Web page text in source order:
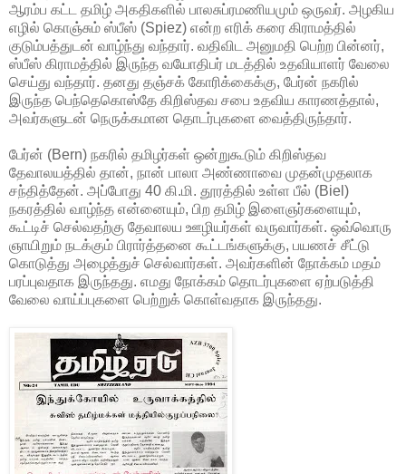
ஆரம்ப கட்ட தமிழ் அகதிகளில் பாலசுப்ரமணியமும் ஒருவர். அழகிய
எழில் கொஞ்சும் ஸ்பீஸ் (Spiez) என்ற எரிக் கரை கிராமத்தில்
குடும்பத்துடன் வாழ்ந்து வந்தார். வதிவிட அனுமதி பெற்ற பின்னர்,
ஸ்பீஸ் கிராமத்தில் இருந்த வயோதிபர் மடத்தில் உதவியாளர் வேலை
செய்து வந்தார். தனது தஞ்சக் கோரிக்கைக்கு, பேர்ன் நகரில்
இருந்த பெந்தெகொஸ்தே கிறிஸ்தவ சபை உதவிய காரணத்தால்,
அவர்களுடன் நெருக்கமான தொடர்புகளை வைத்திருந்தார்.
பேர்ன் (Bern) நகரில் தமிழர்கள் ஒன்றுகூடும் கிறிஸ்தவ
தேவாலயத்தில் தான், நான் பாலா அண்ணாவை முதன்முதலாக
சந்தித்தேன். அப்போது 40 கி.மி. தூரத்தில் உள்ள பீல் (Biel)
நகரத்தில் வாழ்ந்த என்னையும், பிற தமிழ் இளைஞர்களையும்,
கூட்டிச் செல்வதற்கு தேவாலய ஊழியர்கள் வருவார்கள். ஒவ்வொரு
ஞாயிறும் நடக்கும் பிரார்த்தனை கூட்டங்களுக்கு, பயணச் சீட்டு
கொடுத்து அழைத்துச் செல்வார்கள். அவர்களின் நோக்கம் மதம்
பரப்புவதாக இருந்தது. எமது நோக்கம் தொடர்புகளை ஏற்படுத்தி
வேலை வாய்ப்புகளை பெற்றுக் கொள்வதாக இருந்தது.